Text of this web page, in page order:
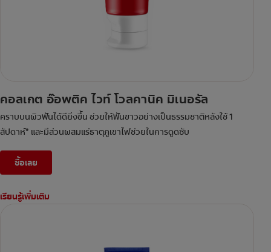
คอลเกต อ๊อพติค ไวท์ โวลคานิค มิเนอรัล
คราบบนผิวฟันได้ดียิ่งขึ้น ช่วยให้ฟันขาวอย่างเป็นธรรมชาติหลังใช้ 1
สัปดาห์* และมีส่วนผสมแร่ธาตุภูเขาไฟช่วยในการดูดซับ
ซื้อเลย
เรียนรู้เพิ่มเติม